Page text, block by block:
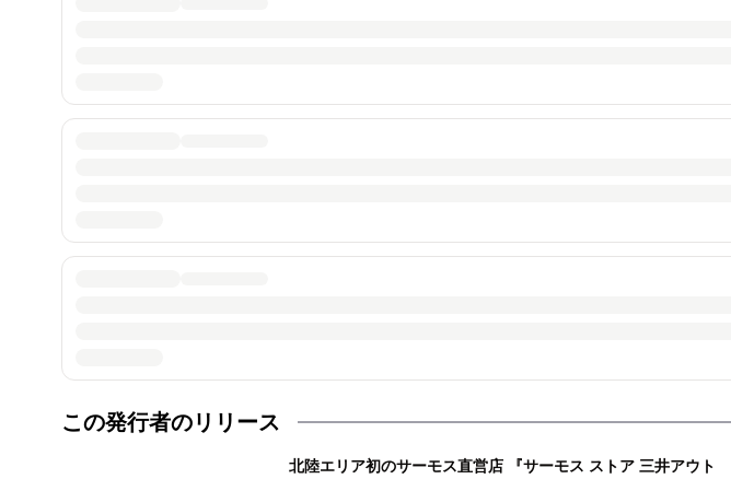
この発行者のリリース
北陸エリア初のサーモス直営店 『サーモス ストア 三井アウト